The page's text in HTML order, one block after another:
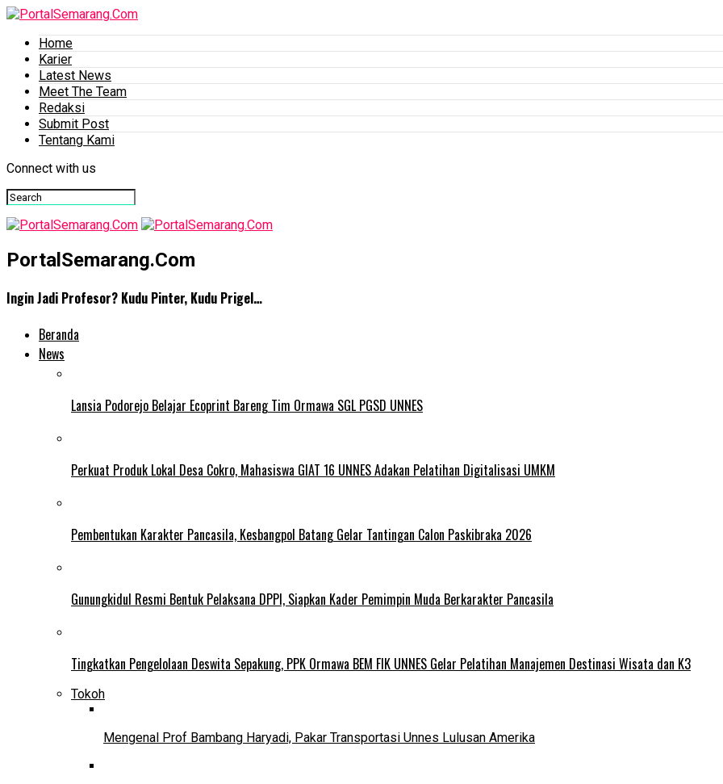
Home
Karier
Latest News
Meet The Team
Redaksi
Submit Post
Tentang Kami
Connect with us
PortalSemarang.Com
Ingin Jadi Profesor? Kudu Pinter, Kudu Prigel…
Beranda
News
Lansia Podorejo Belajar Ecoprint Bareng Tim Ormawa SGL PGSD UNNES
Perkuat Produk Lokal Desa Cokro, Mahasiswa GIAT 16 UNNES Adakan Pelatihan Digitalisasi UMKM
Pembentukan Karakter Pancasila, Kesbangpol Batang Gelar Tantingan Calon Paskibraka 2026
Gunungkidul Resmi Bentuk Pelaksana DPPI, Siapkan Kader Pemimpin Muda Berkarakter Pancasila
Tingkatkan Pengelolaan Deswita Sepakung, PPK Ormawa BEM FIK UNNES Gelar Pelatihan Manajemen Destinasi Wisata dan K3
Tokoh
Mengenal Prof Bambang Haryadi, Pakar Transportasi Unnes Lulusan Amerika